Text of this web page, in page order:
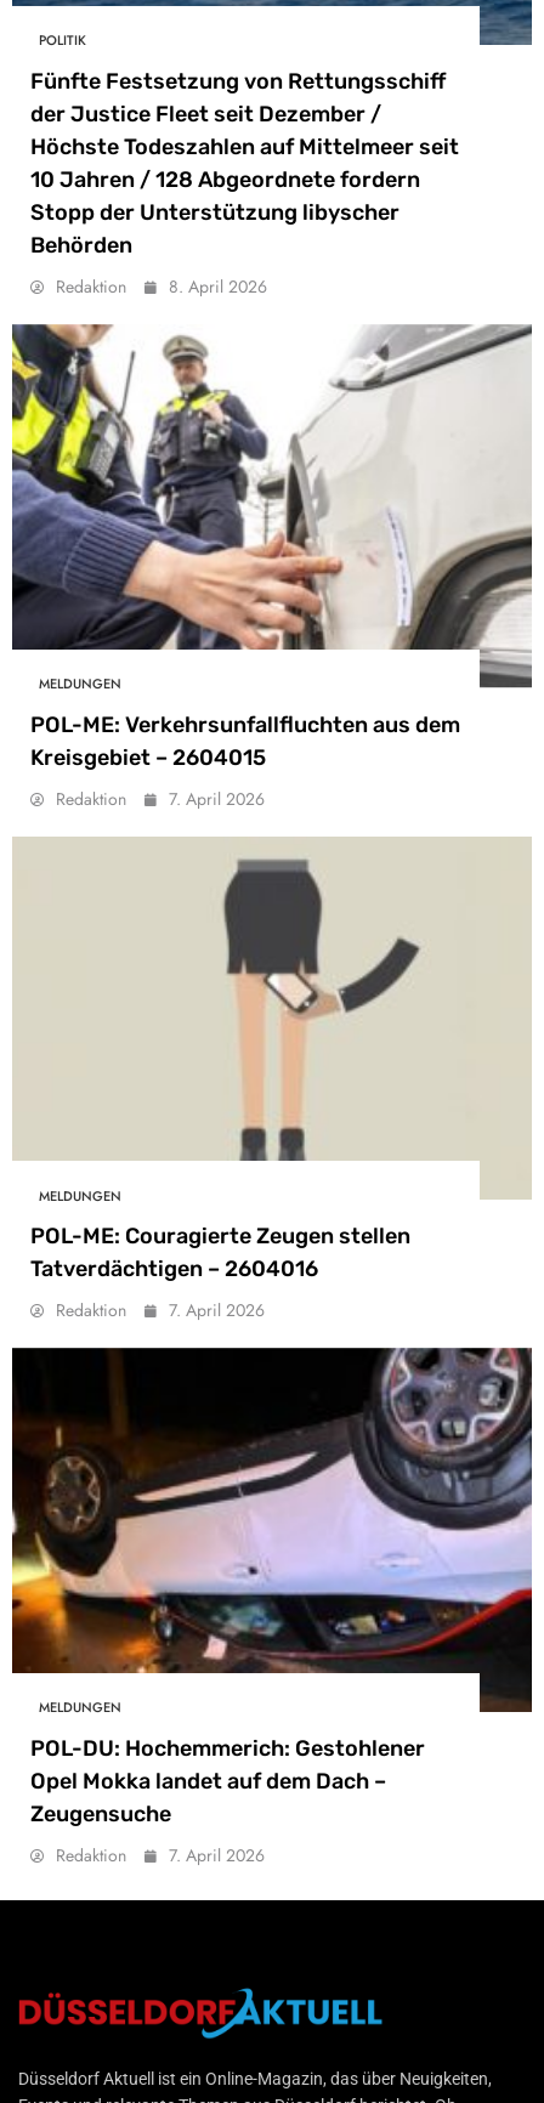
POLITIK
Fünfte Festsetzung von Rettungsschiff
der Justice Fleet seit Dezember /
Höchste Todeszahlen auf Mittelmeer seit
10 Jahren / 128 Abgeordnete fordern
Stopp der Unterstützung libyscher
Behörden
Redaktion 8. April 2026
MELDUNGEN
POL-ME: Verkehrsunfallfluchten aus dem
Kreisgebiet – 2604015
Redaktion 7. April 2026
MELDUNGEN
POL-ME: Couragierte Zeugen stellen
Tatverdächtigen – 2604016
Redaktion 7. April 2026
MELDUNGEN
POL-DU: Hochemmerich: Gestohlener
Opel Mokka landet auf dem Dach –
Zeugensuche
Redaktion 7. April 2026
Düsseldorf Aktuell
Düsseldorf Aktuell ist ein Online-Magazin, das über Neuigkeiten,